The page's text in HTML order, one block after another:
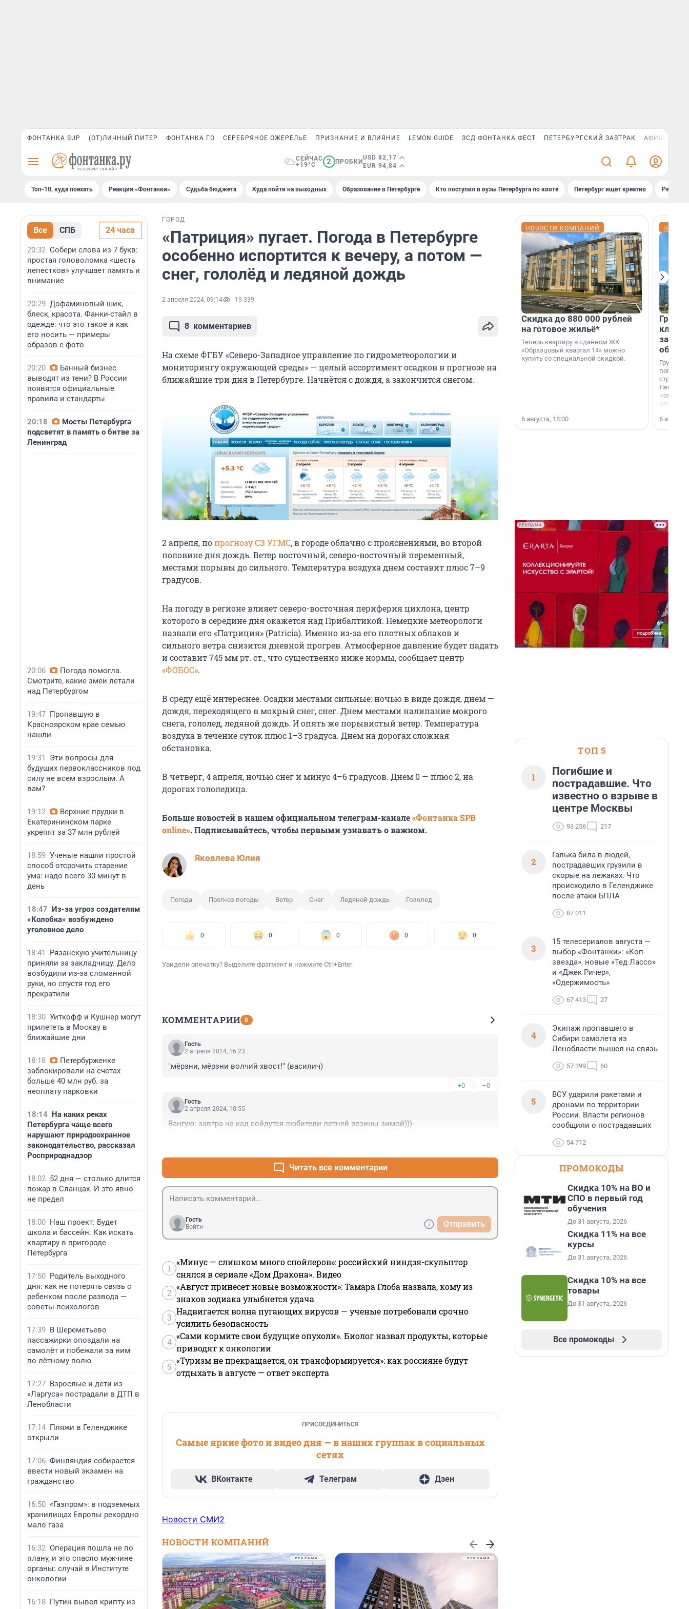
ФОНТАНКА SUP (ОТ)ЛИЧНЫЙ ПИТЕР ФОНТАНКА ГО СЕРЕБРЯНОЕ ОЖЕРЕЛЬЕ ПРИЗНАНИЕ И ВЛИЯНИЕ LEMON GUIDE ЗСД ФОНТАНКА ФЕСТ ПЕТЕРБУРГСКИЙ ЗАВТРАК АФИША PLUS
СЕЙЧАС
+19°C
2 ПРОБКИ
USD 82,17
EUR 94,84
Топ-10, куда поехать Реакция «Фонтанки» Судьба бюджета Куда пойти на выходных Образование в Петербурге Кто поступил в вузы Петербурга по квоте Петербург ищет креатив
Все СПБ 24 часа
20:32 Собери слова из 7 букв:
простая головоломка «шесть
лепестков» улучшает память и
внимание
20:29 Дофаминовый шик,
блеск, красота. Фанки-стайл в
одежде: что это такое и как
его носить — примеры
образов с фото
20:20
Банный бизнес
выводят из тени? В России
появятся официальные
правила и стандарты
20:18
Мосты Петербурга
подсветят в память о битве за
Ленинград
20:06
Погода помогла.
Смотрите, какие змеи летали
над Петербургом
19:47 Пропавшую в
Красноярском крае семью
нашли
19:31
Эти вопросы для
будущих первоклассников под
силу не всем взрослым. А
вам?
19:12
Верхние прудки в
Екатерининском парке
укрепят за 37 млн рублей
18:59 Ученые нашли простой
способ отсрочить старение
ума: надо всего 30 минут в
день
18:47 Из-за угроз создателям
«Колобка» возбуждено
уголовное дело
18:41
Рязанскую учительницу
приняли за закладчицу. Дело
возбудили из-за сломанной
руки, но спустя год его
прекратили
18:30 Уиткофф и Кушнер могут
прилететь в Москву в
ближайшие дни
18:18
Петербурженке
заблокировали на счетах
больше 40 млн руб. за
неоплату парковки
18:14 На каких реках
Петербурга чаще всего
нарушают природоохранное
законодательство, рассказал
Росприроднадзор
18:02 52 дня — столько длится
пожар в Сланцах. И это явно
не предел
18:00 Наш проект: Будет
школа и бассейн. Как искать
квартиру в пригороде
Петербурга
17:50 Родитель выходного
дня: как не потерять связь с
ребенком после развода —
советы психологов
17:39 В Шереметьево
пассажирки опоздали на
самолёт и побежали за ним
по лётному полю
17:27 Взрослые и дети из
«Ларгуса» пострадали в ДТП в
Ленобласти
17:14 Пляжи в Геленджике
открыли
17:06 Финляндия собирается
ввести новый экзамен на
гражданство
16:50 «Газпром»: в подземных
хранилищах Европы рекордно
мало газа
16:32 Операция пошла не по
плану, и это спасло мужчине
органы: случай в Институте
онкологии
16:18 Путин вывел крипту из
ГОРОД
«Патриция» пугает. Погода в Петербурге
особенно испортится к вечеру, а потом —
снег, гололёд и ледяной дождь
2 апреля 2024, 09:14 19 339
8 комментариев
На схеме ФГБУ «Северо-Западное управление по гидрометеорологии и
мониторингу окружающей среды» — целый ассортимент осадков в прогнозе на
ближайшие три дня в Петербурге. Начнётся с дождя, а закончится снегом.
2 апреля, попрогнозу СЗ УГМС, в городе облачно с прояснениями, во второй
половине дня дождь. Ветер восточный, северо-восточный переменный,
местами порывы до сильного. Температура воздуха днем составит плюс 7–9
градусов.
На погоду в регионе влияет северо-восточная периферия циклона, центр
которого в середине дня окажется над Прибалтикой. Немецкие метеорологи
назвали его «Патриция» (Patricia). Именно из-за его плотных облаков и
сильного ветра снизится дневной прогрев. Атмосферное давление будет падать
и составит 745 мм рт. ст., что существенно ниже нормы, сообщает центр
«ФОБОС».
В среду ещё интереснее. Осадки местами сильные: ночью в виде дождя, днем —
дождя, переходящего в мокрый снег, снег. Днем местами налипание мокрого
снега, гололед, ледяной дождь. И опять же порывистый ветер. Температура
воздуха в течение суток плюс 1–3 градуса. Днем на дорогах сложная
обстановка.
В четверг, 4 апреля, ночью снег и минус 4–6 градусов. Днем 0 — плюс 2, на
дорогах гололедица.
Больше новостей в нашем официальном телеграм-канале«Фонтанка SPB
online». Подписывайтесь, чтобы первыми узнавать о важном.
Яковлева Юлия
Погода Прогноз погоды Ветер Снег Ледяной дождь Гололед
0 0 0 0 0
Увидели опечатку? Выделите фрагмент и нажмите Ctrl+Enter
КОММЕНТАРИИ 8
Гость
2 апреля 2024, 16:23
"мёрзни, мёрзни волчий хвост!" (василич)
+0 –0
Гость
2 апреля 2024, 10:55
Вангую: завтра на кад сойдутся любители летней резины зимой)))
Читать все комментарии
Гость
Войти
Отправить
1
«Минус — слишком много спойлеров»: российский ниндзя-скульптор
снялся в сериале «Дом Дракона». Видео
2
«Август принесет новые возможности»: Тамара Глоба назвала, кому из
знаков зодиака улыбнется удача
3
Надвигается волна пугающих вирусов — ученые потребовали срочно
усилить безопасность
4
«Сами кормите свои будущие опухоли». Биолог назвал продукты, которые
приводят к онкологии
5
«Туризм не прекращается, он трансформируется»: как россияне будут
отдыхать в августе — ответ эксперта
ПРИСОЕДИНИТЬСЯ
Самые яркие фото и видео дня — в наших группах в социальных
сетях
ВКонтакте Телеграм Дзен
Новости СМИ2
НОВОСТИ КОМПАНИЙ
НОВОСТИ КОМПАНИЙ
Скидка до 880 000 рублей
на готовое жильё*
Теперь квартиру в сданном ЖК
«Образцовый квартал 14» можно
купить со специальной скидкой.
6 августа, 18:00
Группа
области».
6
РЕКЛАМА
ТОП 5
1
Погибшие и
пострадавшие. Что
известно о взрыве в
центре Москвы
93 256 217
2
Галька била в людей,
пострадавших грузили в
скорые на лежаках. Что
происходило в Геленджике
после атаки БПЛА
87 011
3
15 телесериалов августа —
выбор «Фонтанки»: «Коп-
звезда», новые «Тед Лассо»
и «Джек Ричер»,
«Одержимость»
67 413 27
4
Экипаж пропавшего в
Сибири самолета из
Ленобласти вышел на связь
57 399 60
5
ВСУ ударили ракетами и
дронами по территории
России. Власти регионов
сообщили о пострадавших
54 712
ПРОМОКОДЫ
Скидка 10% на ВО и
СПО в первый год
обучения
До 31 августа, 2026
Скидка 11% на все
курсы
До 31 августа, 2026
Скидка 10% на все
товары
До 31 августа, 2026
Все промокоды